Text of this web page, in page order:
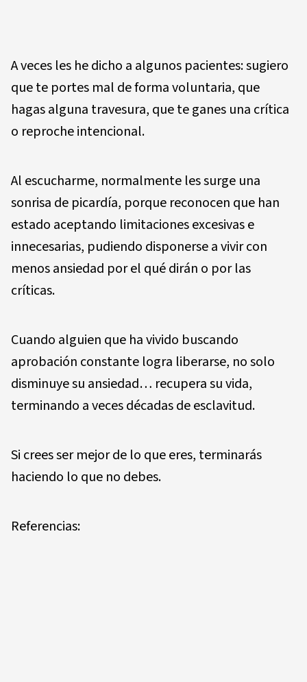
A veces les he dicho a algunos pacientes: sugiero
que te portes mal de forma voluntaria, que
hagas alguna travesura, que te ganes una crítica
o reproche intencional.
Al escucharme, normalmente les surge una
sonrisa de picardía, porque reconocen que han
estado aceptando limitaciones excesivas e
innecesarias, pudiendo disponerse a vivir con
menos ansiedad por el qué dirán o por las
críticas.
Cuando alguien que ha vivido buscando
aprobación constante logra liberarse, no solo
disminuye su ansiedad… recupera su vida,
terminando a veces décadas de esclavitud.
Si crees ser mejor de lo que eres, terminarás
haciendo lo que no debes.
Referencias: